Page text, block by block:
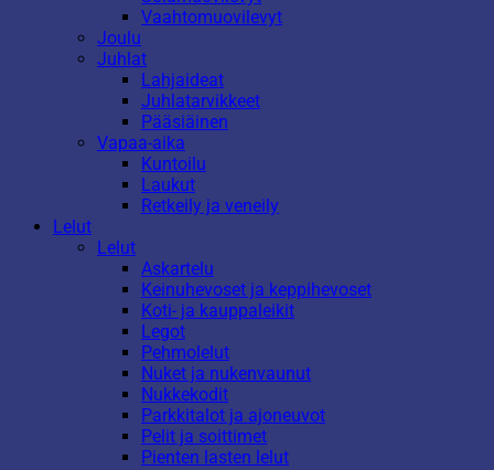
Vaahtomuovilevyt
Joulu
Juhlat
Lahjaideat
Juhlatarvikkeet
Pääsiäinen
Vapaa-aika
Kuntoilu
Laukut
Retkeily ja veneily
Lelut
Lelut
Askartelu
Keinuhevoset ja keppihevoset
Koti- ja kauppaleikit
Legot
Pehmolelut
Nuket ja nukenvaunut
Nukkekodit
Parkkitalot ja ajoneuvot
Pelit ja soittimet
Pienten lasten lelut